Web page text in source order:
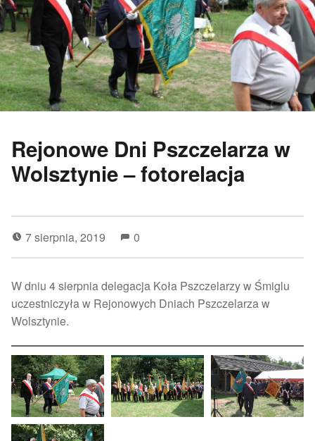
Rejonowe Dni Pszczelarza w
Wolsztynie – fotorelacja
7 sierpnia, 2019 0
W dniu 4 sierpnia delegacja Koła Pszczelarzy w Śmiglu
uczestniczyła w Rejonowych Dniach Pszczelarza w
Wolsztynie.